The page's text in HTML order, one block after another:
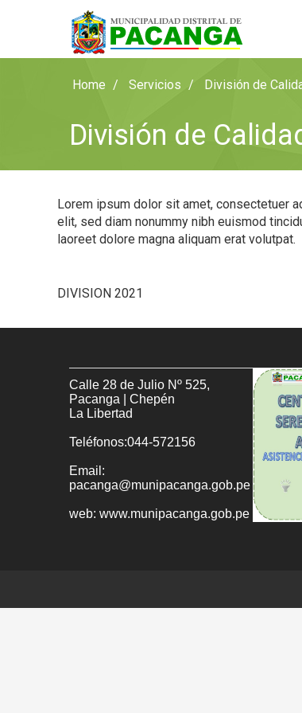
Home Servicios División de
División de
Lorem ipsum dolor sit amet, consectetuer
elit, sed diam nonummy nibh euismod
laoreet dolore magna aliquam erat volutpat.
DIVISION 2021
Calle 28 de Julio Nº 525,
Pacanga | Chepén
La Libertad
Teléfonos:044-572156
Email:
pacanga@munipacanga.gob.pe
web: www.munipacanga.gob.pe